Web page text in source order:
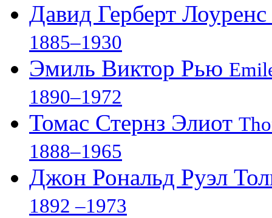
Давид Герберт Лоуренс
1885–1930
Эмиль Виктор Рью
1890–1972
Томас Стернз Элиот
1888–1965
Джон Рональд Руэл
1892 –1973